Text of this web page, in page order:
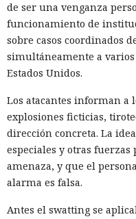
Las cadenas de
se rompen por un único
ataque que fue
equipos —Aikido,Socket,
En un día el gusano afectó
total de dos mil millones
ellos keyv, flat-cache y
mediante cadenas de
de ser una venganza
funcionamiento de
sobre casos coordinados
simultáneamente a
Estados Unidos.
Los atacantes informan a
explosiones ficticias,
dirección concreta. La
especiales y otras
amenaza, y que el
alarma es falsa.
Antes el swatting se